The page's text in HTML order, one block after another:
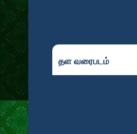
தள வரைபடம்